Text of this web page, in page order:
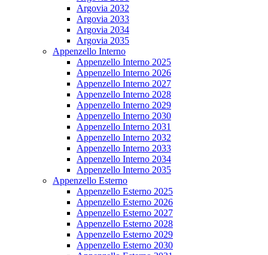
Argovia 2032
Argovia 2033
Argovia 2034
Argovia 2035
Appenzello Interno
Appenzello Interno 2025
Appenzello Interno 2026
Appenzello Interno 2027
Appenzello Interno 2028
Appenzello Interno 2029
Appenzello Interno 2030
Appenzello Interno 2031
Appenzello Interno 2032
Appenzello Interno 2033
Appenzello Interno 2034
Appenzello Interno 2035
Appenzello Esterno
Appenzello Esterno 2025
Appenzello Esterno 2026
Appenzello Esterno 2027
Appenzello Esterno 2028
Appenzello Esterno 2029
Appenzello Esterno 2030